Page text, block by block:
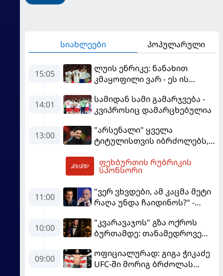
სიახლეები პოპულარული
15:05
ლუის ენრიკე: ნანახით
კმაყოფილი ვარ - ეს ის
გვინდოდა
14:01
სამიდან სამი გამარჯვება -
კვიპროსიც დამარცხებულია
13:00
"არსენალი" ყველა
ტიტულისთვის იბრძოლებს,
გვსურს" - მიკელ არტეტა
ფეხბურთის რუბრიკის
სპონსორი
11:00
"ვერ ვხვდები, ამ კაცმა მეტი
რაღა უნდა ჩაიდინოს?" -
გადადგომას მოითხოვს
10:00
"კვარავაჯოს" გზა ოქროს
ბურთამდე: თანამედროვე
09:00
ოფიციალურად: გიგა ჭიკაძე
UFC-ში მორიგ ბრძოლას